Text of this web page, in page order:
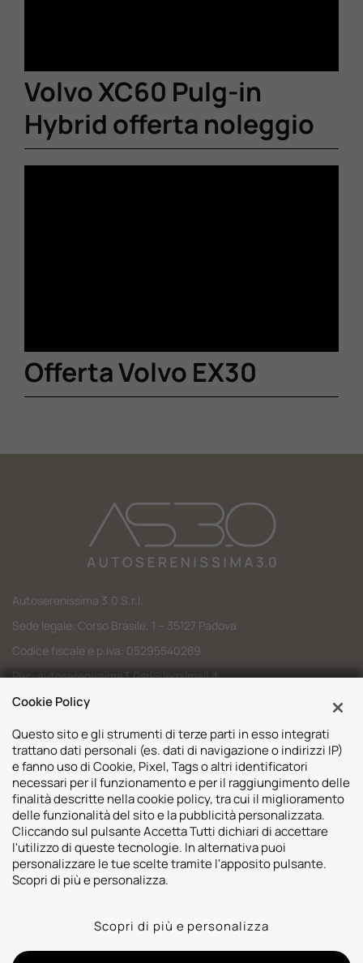
Volvo XC60 Pulg-in
Hybrid offerta noleggio
Offerta Volvo EX30
Autoserenissima 3.0 S.r.l.
Sede legale: Corso Brasile, 1 – 35127 Padova
Codice fiscale e p.iva: 05295540289
Pec:autoserenissima3.0srl@legalmail.it
Codice SDI: M5UXCR1
Sedi
Volvo Padova
Volvo Venezia
Usato Padova
Mazda Padova
Lynk&co. Padova
Lynk&co. Venezia
Risorse
Valuta il tuo Usato
Contatti
Promozioni
Cookie PolicyWhistleblowing
Cookie Policy
Questo sito e gli strumenti di terze parti in esso integrati
trattano dati personali (es. dati di navigazione o indirizzi IP)
e fanno uso di Cookie, Pixel, Tags o altri identificatori
necessari per il funzionamento e per il raggiungimento delle
finalità descritte nella cookie policy, tra cui il miglioramento
delle funzionalità del sito e la pubblicità personalizzata.
Cliccando sul pulsante Accetta Tutti dichiari di accettare
l'utilizzo di queste tecnologie. In alternativa puoi
personalizzare le tue scelte tramite l'apposito pulsante.
Scopri di più e personalizza.
Scopri di più e personalizza